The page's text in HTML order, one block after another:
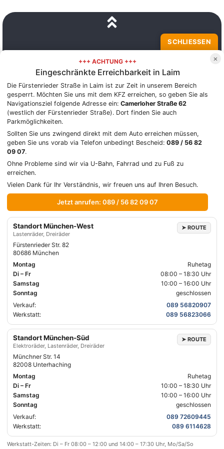
Elektroräder, Lastenräder,
Münchner Str. 14, 82008
Unterhaching
Blütenweg 9, 82008 Unterhaching
Verkauf Tel. 089 72609445
Werkstatt Tel. 089 6114628
Standort München-West
Lastenräder, Dreiräder
Fürstenrieder Str. 82, 80686
München
Verkauf Tel. 089 56820907
verkauf@lastenrad-zentrale.de
werkstatt@lastenrad-zentrale.de
Verwaltung
BAM GmbH, Gleiwitzer Str. 14,
85435 Erding
Links
Leasing
Finanzierung
Versicherung
Werkstatt
Jobs
News
Über uns
Bikes
Wissenswertes
Zweiräder
Dreiräder
Ratgeber
Dreirad Zentrale
Lastenrad
Zentrale
made by devvibe
Impressum|Datenschutz|AGBs
SCHLIESSEN
×
+++ ACHTUNG +++
Eingeschränkte Erreichbarkeit in Laim
Die Fürstenrieder Straße in Laim ist zur Zeit in unserem Bereich
gesperrt. Möchten Sie uns mit dem KFZ erreichen, so geben Sie als
Navigationsziel folgende Adresse ein: Camerloher Straße 62
(westlich der Fürstenrieder Straße). Dort finden Sie auch
Parkmöglichkeiten.
Sollten Sie uns zwingend direkt mit dem Auto erreichen müssen,
geben Sie uns vorab via Telefon unbedingt Bescheid: 089 / 56 82
09 07.
Ohne Probleme sind wir via U-Bahn, Fahrrad und zu Fuß zu
erreichen.
Vielen Dank für Ihr Verständnis, wir freuen uns auf Ihren Besuch.
Jetzt anrufen: 089 / 56 82 09 07
Standort München-West
Lastenräder, Dreiräder
➤ ROUTE
Fürstenrieder Str. 82
80686 München
Montag
Ruhetag
Di – Fr
08:00 – 18:30 Uhr
Samstag
10:00 – 16:00 Uhr
Sonntag
geschlossen
Verkauf:
089 56820907
Werkstatt:
089 56823066
Standort München-Süd
Elektroräder, Lastenräder, Dreiräder
➤ ROUTE
Münchner Str. 14
82008 Unterhaching
Montag
Ruhetag
Di – Fr
10:00 – 18:30 Uhr
Samstag
10:00 – 16:00 Uhr
Sonntag
geschlossen
Verkauf:
089 72609445
Werkstatt:
089 6114628
Werkstatt-Zeiten: Di – Fr 08:00 – 12:00 und 14:00 – 17:30 Uhr, Mo/Sa/So